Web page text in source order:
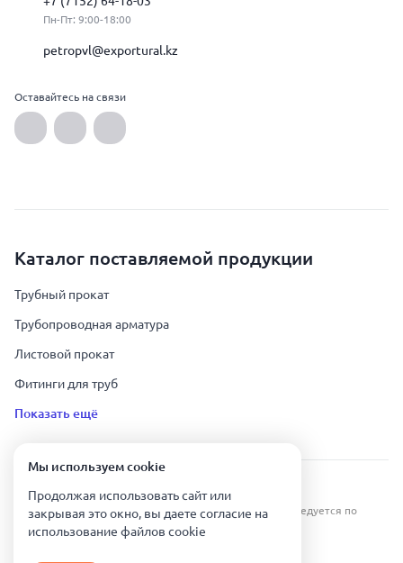
Пн-Пт: 9:00-18:00
petropvl@exportural.kz
Оставайтесь на связи
Каталог поставляемой продукции
Трубный прокат
Трубопроводная арматура
Листовой прокат
Фитинги для труб
Показать ещё
Урал Тех Экспорт — Казахстан © 2019-
Все права защищены. Копирование информации преследуется по
Мы используем сookie
Продолжая использовать сайт или
закрывая это окно, вы даете согласие на
использование файлов сookie